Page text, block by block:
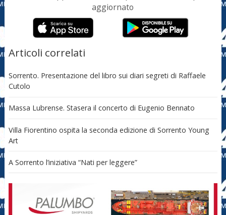
aggiornato
Articoli correlati
Sorrento. Presentazione del libro sui diari segreti di Raffaele
Cutolo
Massa Lubrense. Stasera il concerto di Eugenio Bennato
Villa Fiorentino ospita la seconda edizione di Sorrento Young
Art
A Sorrento l’iniziativa “Nati per leggere”